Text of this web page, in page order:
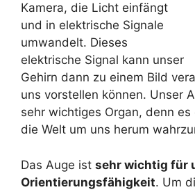
Kamera, die Licht einfängt
und in elektrische Signale
umwandelt. Dieses
elektrische Signal kann unser
Gehirn dann zu einem Bild
uns vorstellen können. Unser
sehr wichtiges Organ, denn es
die Welt um uns herum
Das Auge ist sehr wichtig für
Orientierungsfähigkeit. Um